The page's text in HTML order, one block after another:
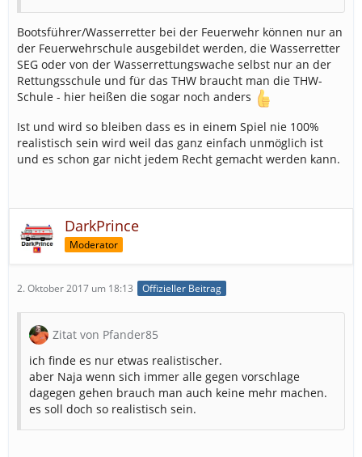
Bootsführer/Wasserretter bei der Feuerwehr können nur an
der Feuerwehrschule ausgebildet werden, die Wasserretter
SEG oder von der Wasserrettungswache selbst nur an der
Rettungsschule und für das THW braucht man die THW-
Schule - hier heißen die sogar noch anders
Ist und wird so bleiben dass es in einem Spiel nie 100%
realistisch sein wird weil das ganz einfach unmöglich ist
und es schon gar nicht jedem Recht gemacht werden kann.
DarkPrince
Moderator
2. Oktober 2017 um 18:13 Offizieller Beitrag
Zitat von Pfander85
ich finde es nur etwas realistischer.
aber Naja wenn sich immer alle gegen vorschlage
dagegen gehen brauch man auch keine mehr machen.
es soll doch so realistisch sein.